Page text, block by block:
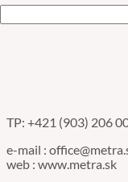
TP: +421 (903) 206
e-mail :
web : www.metra.sk